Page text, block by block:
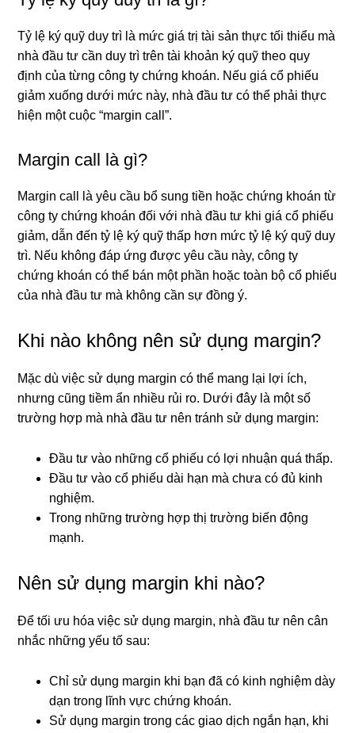
Tỷ lệ ký quỹ duy trì là mức giá trị tài sản thực tối thiểu mà
nhà đầu tư cần duy trì trên tài khoản ký quỹ theo quy
định của từng công ty chứng khoán. Nếu giá cổ phiếu
giảm xuống dưới mức này, nhà đầu tư có thể phải thực
hiện một cuộc “margin call”.
Margin call là gì?
Margin call là yêu cầu bổ sung tiền hoặc chứng khoán từ
công ty chứng khoán đối với nhà đầu tư khi giá cổ phiếu
giảm, dẫn đến tỷ lệ ký quỹ thấp hơn mức tỷ lệ ký quỹ duy
trì. Nếu không đáp ứng được yêu cầu này, công ty
chứng khoán có thể bán một phần hoặc toàn bộ cổ phiếu
của nhà đầu tư mà không cần sự đồng ý.
Khi nào không nên sử dụng margin?
Mặc dù việc sử dụng margin có thể mang lại lợi ích,
nhưng cũng tiềm ẩn nhiều rủi ro. Dưới đây là một số
trường hợp mà nhà đầu tư nên tránh sử dụng margin:
Đầu tư vào những cổ phiếu có lợi nhuận quá thấp.
Đầu tư vào cổ phiếu dài hạn mà chưa có đủ kinh
nghiệm.
Trong những trường hợp thị trường biến động
mạnh.
Nên sử dụng margin khi nào?
Để tối ưu hóa việc sử dụng margin, nhà đầu tư nên cân
nhắc những yếu tố sau:
Chỉ sử dụng margin khi bạn đã có kinh nghiệm dày
dạn trong lĩnh vực chứng khoán.
Sử dụng margin trong các giao dịch ngắn hạn, khi